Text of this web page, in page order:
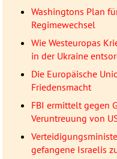
Washingtons Plan
Regimewechsel
Wie Westeuropas
in der Ukraine
Die Europäische
Friedensmacht
FBI ermittelt gegen
Veruntreuung von
gefangene Israelis